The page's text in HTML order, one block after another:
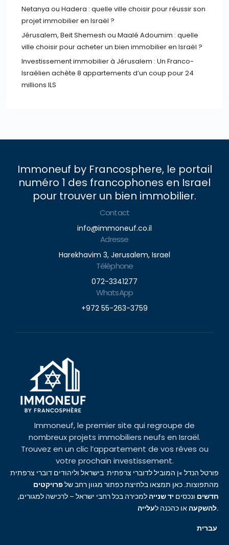
Netanya ou Hadera : quelle ville choisir pour réussir son
projet immobilier en Israël ?
Jérusalem, Beit Shemesh ou Maalé Adoumim : quelle
ville choisir pour acheter un bien immobilier en Israël ?
Investissement immobilier à Jérusalem : Un Franco-
Israélien achète 8 appartements d’un coup pour 24
millions ILS
Immoneuf by Francosphere, le portail
numéro 1 des francophones en Israel
pour trouver un bien immobilier.
Contact
info@immoneuf.co.il
Adresse
Harekhavim 3, Jerusalem, Israel
Téléphone
072-3341277
WhatsApp
+972 55-263-3759
Immoneuf, le premier site qui regroupe de
nombreux projets immobiliers neufs en Israël.
Trouvez en un clic l’appartement de vos rêves ou
votre prochain investissement.
פורטל הנדל »ן המוביל לדוברי צרפתית בישראל וליהודים דוברי צרפתית
מהתפוצות. כאן תמצאו בלחיצת כפתור מגוון רחב שלפרויקטים
חדשים ונכסים יד שנייה למכירה בכל רחבי ישראל – לרכישה למגורים,
להשקעה או כהכנה לעלייה .